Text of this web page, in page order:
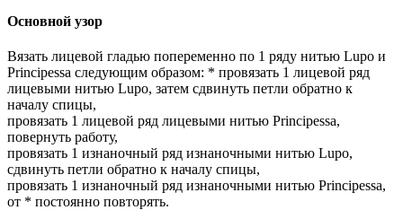
Основной узор
Вязать лицевой гладью попеременно по 1 ряду нитью Lupo и
Principessa следующим образом: * провязать 1 лицевой ряд
лицевыми нитью Lupo, затем сдвинуть петли обратно к
началу спицы,
провязать 1 лицевой ряд лицевыми нитью Principessa,
повернуть работу,
провязать 1 изнаночный ряд изнаночными нитью Lupo,
сдвинуть петли обратно к началу спицы,
провязать 1 изнаночный ряд изнаночными нитью Principessa,
от * постоянно повторять.